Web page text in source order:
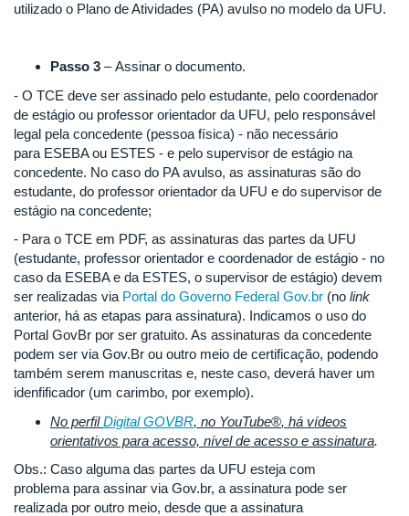
utilizado o Plano de Atividades (PA) avulso no modelo da UFU.
Passo 3 – Assinar o documento.
- O TCE deve ser assinado pelo estudante, pelo coordenador
de estágio ou professor orientador da UFU, pelo responsável
legal pela concedente (pessoa física) - não necessário
para ESEBA ou ESTES - e pelo supervisor de estágio na
concedente. No caso do PA avulso, as assinaturas são do
estudante, do professor orientador da UFU e do supervisor de
estágio na concedente;
- Para o TCE em PDF, as assinaturas das partes da UFU
(estudante, professor orientador e coordenador de estágio - no
caso da ESEBA e da ESTES, o supervisor de estágio) devem
ser realizadas via Portal do Governo Federal Gov.br (no link
anterior, há as etapas para assinatura). Indicamos o uso do
Portal GovBr por ser gratuito. As assinaturas da concedente
podem ser via Gov.Br ou outro meio de certificação, podendo
também serem manuscritas e, neste caso, deverá haver um
idenfificador (um carimbo, por exemplo).
No perfilDigital GOVBR, no YouTube®, há vídeos
orientativos para acesso, nível de acesso e assinatura.
Obs.: Caso alguma das partes da UFU esteja com
problema para assinar via Gov.br, a assinatura pode ser
realizada por outro meio, desde que a assinatura